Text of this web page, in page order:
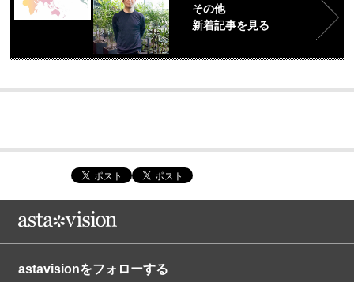
その他
新着記事を見る
astavisionをフォローする